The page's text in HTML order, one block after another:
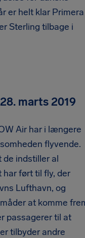
er helt klar Primera
Sterling tilbage i
marts 2019
Air har i længere
flyvende.
de indstiller al
ført til fly, der
Lufthavn, og
at komme
passagerer til at
tilbyder andre